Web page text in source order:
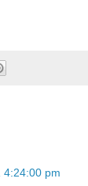
4:24:00 pm